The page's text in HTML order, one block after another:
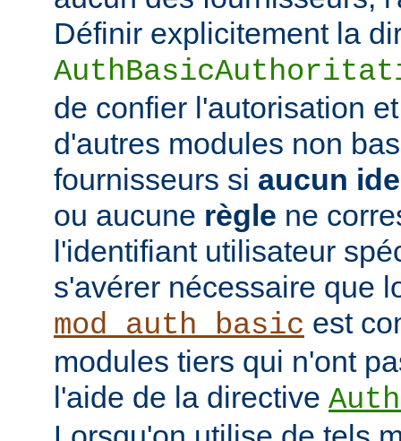
Définir explicitement la
de confier l'autorisation
d'autres modules non
fournisseurs si aucun
ou aucune règle ne
l'identifiant utilisateur
s'avérer nécessaire que
mod_auth_basic est
modules tiers qui n'ont
l'aide de la directive